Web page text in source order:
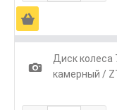
Ä
1
Диск колеса
камерный /